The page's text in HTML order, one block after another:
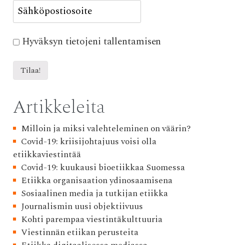
Hyväksyn tietojeni tallentamisen
Artikkeleita
Milloin ja miksi valehteleminen on väärin?
Covid-19: kriisijohtajuus voisi olla
etiikkaviestintää
Covid-19: kuukausi bioetiikkaa Suomessa
Etiikka organisaation ydinosaamisena
Sosiaalinen media ja tutkijan etiikka
Journalismin uusi objektiivuus
Kohti parempaa viestintäkulttuuria
Viestinnän etiikan perusteita